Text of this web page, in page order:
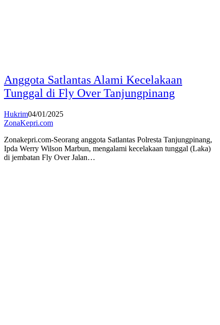
Anggota Satlantas Alami Kecelakaan
Tunggal di Fly Over Tanjungpinang
Hukrim04/01/2025
ZonaKepri.com
Zonakepri.com-Seorang anggota Satlantas Polresta Tanjungpinang,
Ipda Werry Wilson Marbun, mengalami kecelakaan tunggal (Laka)
di jembatan Fly Over Jalan…